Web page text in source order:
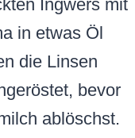
Ingwers mit
in etwas Öl
die Linsen
bevor
ablöschst.